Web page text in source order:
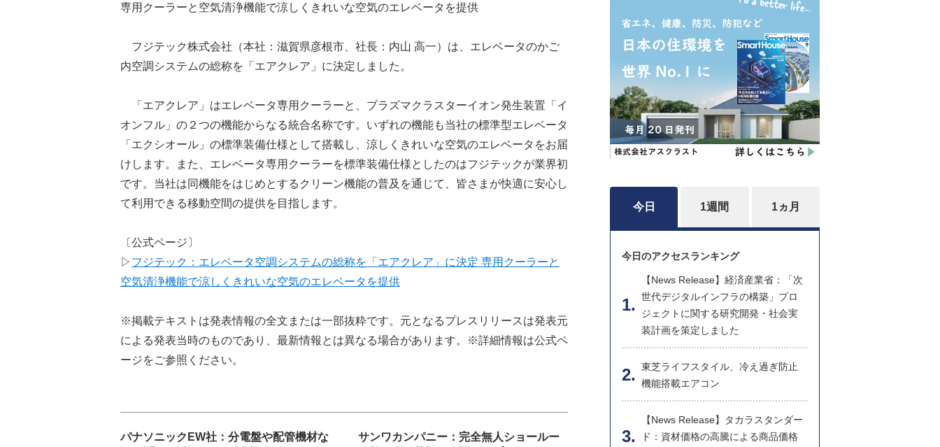
専用クーラーと空気清浄機能で涼しくきれいな空気のエレベータを提供
フジテック株式会社（本社：滋賀県彦根市、社長：内山 高一）は、エレベータのかご
内空調システムの総称を「エアクレア」に決定しました。
「エアクレア」はエレベータ専用クーラーと、プラズマクラスターイオン発生装置「イ
オンフル」の２つの機能からなる統合名称です。いずれの機能も当社の標準型エレベータ
「エクシオール」の標準装備仕様として搭載し、涼しくきれいな空気のエレベータをお届
けします。また、エレベータ専用クーラーを標準装備仕様としたのはフジテックが業界初
です。当社は同機能をはじめとするクリーン機能の普及を通じて、皆さまが快適に安心し
て利用できる移動空間の提供を目指します。
〔公式ページ〕
▷ フジテック：エレベータ空調システムの総称を「エアクレア」に決定 専用クーラーと
空気清浄機能で涼しくきれいな空気のエレベータを提供
※掲載テキストは発表情報の全文または一部抜粋です。元となるプレスリリースは発表元
による発表当時のものであり、最新情報とは異なる場合があります。※詳細情報は公式ペ
ージをご参照ください。
パナソニックEW社：分電盤や配管機材な
サンワカンパニー：完全無人ショールー
今日 1週間 1ヵ月
今日のアクセスランキング
【News Release】経済産業省：「次
世代デジタルインフラの構築」プロ
ジェクトに関する研究開発・社会実
装計画を策定しました
東芝ライフスタイル、冷え過ぎ防止
機能搭載エアコン
【News Release】タカラスタンダー
ド：資材価格の高騰による商品価格